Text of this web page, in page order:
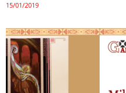
15/01/2019